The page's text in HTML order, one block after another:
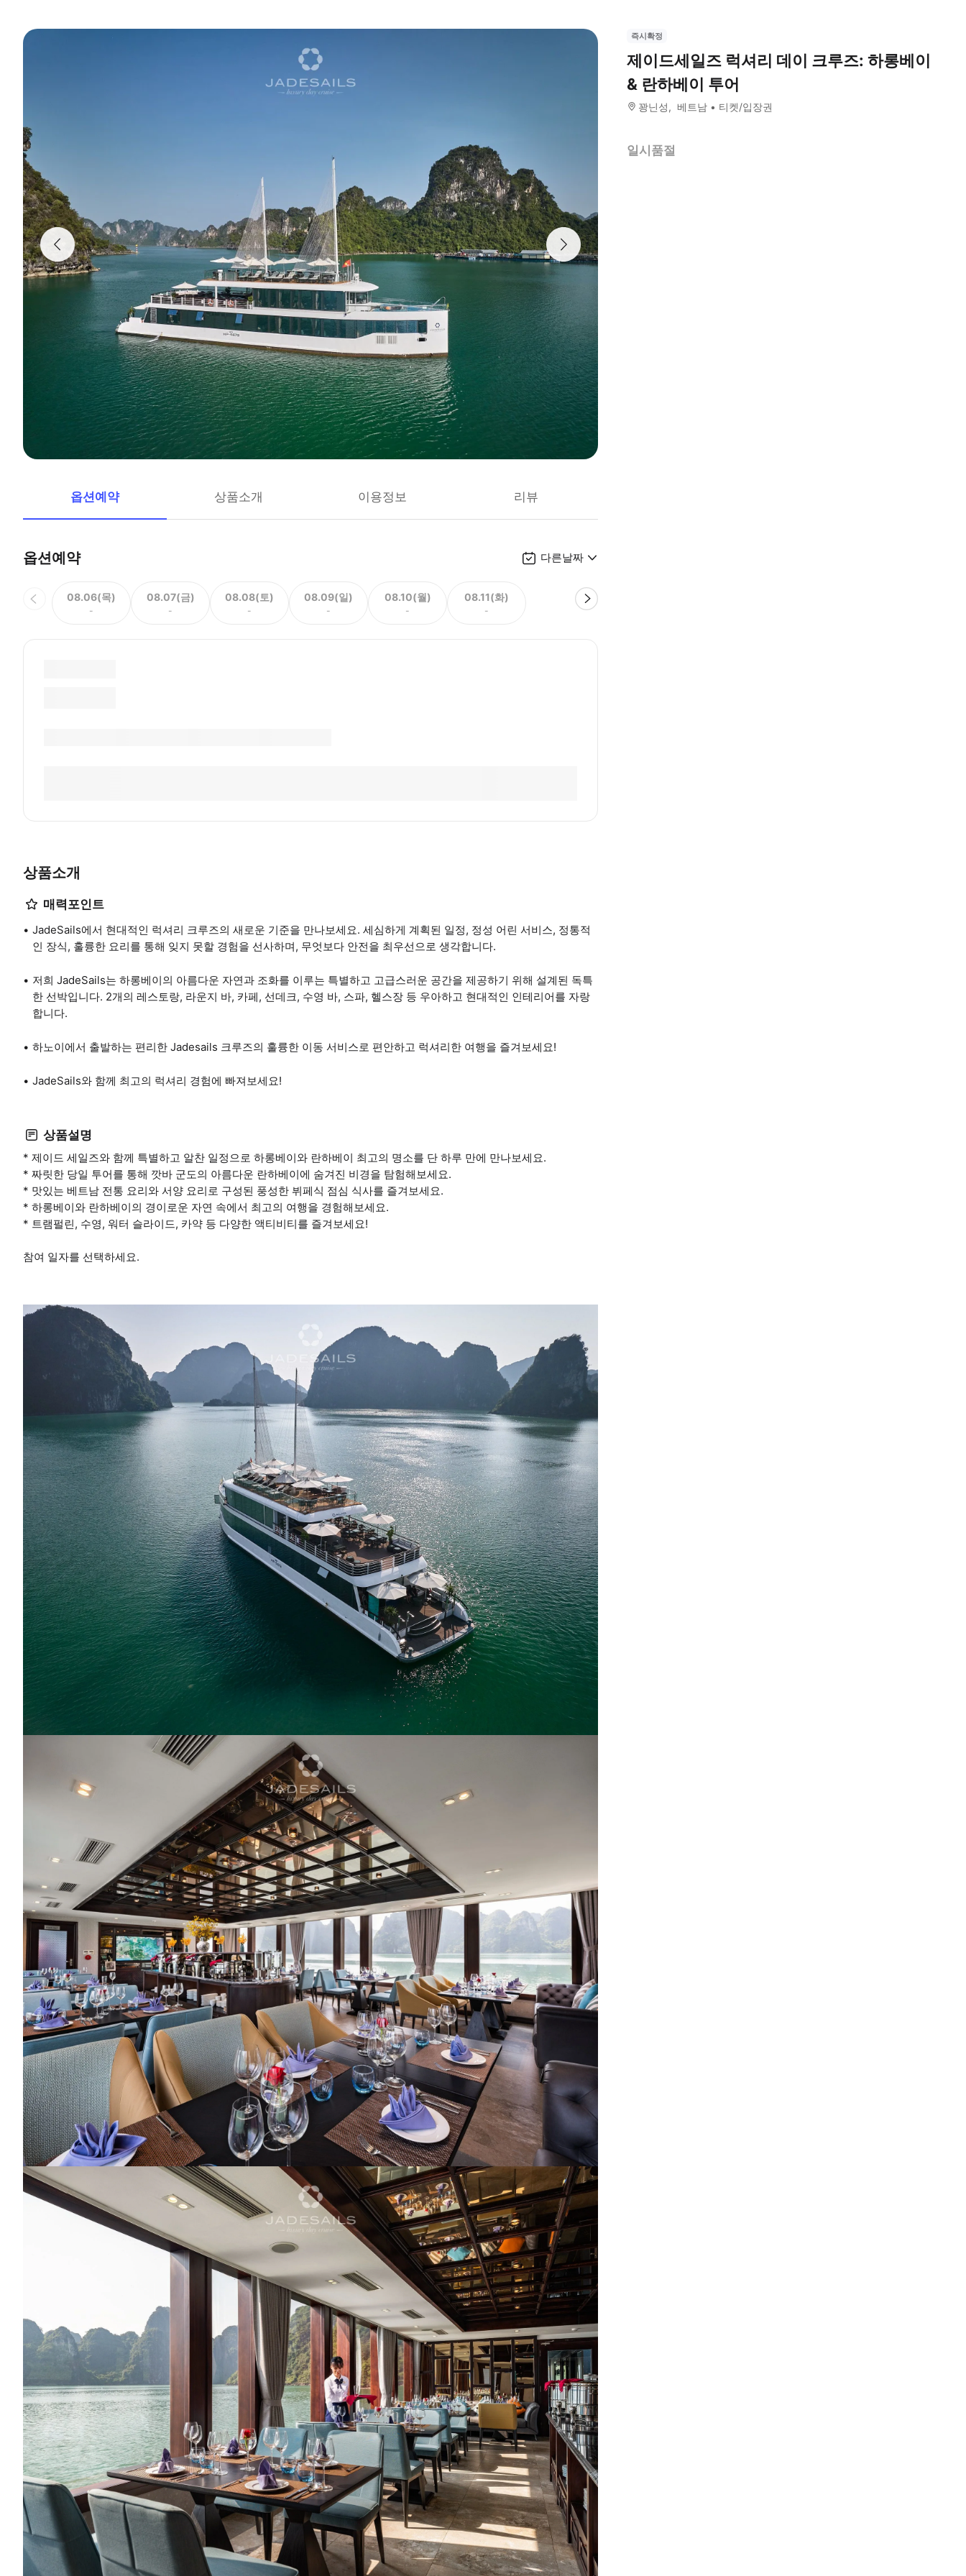
옵션예약 상품소개 이용정보 리뷰
옵션예약 다른날짜
08.06(목)
-
08.07(금)
-
08.08(토)
-
08.09(일)
-
08.10(월)
-
08.11(화)
-
상품소개
매력포인트
JadeSails에서 현대적인 럭셔리 크루즈의 새로운 기준을 만나보세요. 세심하게 계획된 일정, 정성 어린 서비스, 정통적
인 장식, 훌륭한 요리를 통해 잊지 못할 경험을 선사하며, 무엇보다 안전을 최우선으로 생각합니다.
저희 JadeSails는 하롱베이의 아름다운 자연과 조화를 이루는 특별하고 고급스러운 공간을 제공하기 위해 설계된 독특
한 선박입니다. 2개의 레스토랑, 라운지 바, 카페, 선데크, 수영 바, 스파, 헬스장 등 우아하고 현대적인 인테리어를 자랑
합니다.
하노이에서 출발하는 편리한 Jadesails 크루즈의 훌륭한 이동 서비스로 편안하고 럭셔리한 여행을 즐겨보세요!
JadeSails와 함께 최고의 럭셔리 경험에 빠져보세요!
상품설명
* 제이드 세일즈와 함께 특별하고 알찬 일정으로 하롱베이와 란하베이 최고의 명소를 단 하루 만에 만나보세요.
* 짜릿한 당일 투어를 통해 깟바 군도의 아름다운 란하베이에 숨겨진 비경을 탐험해보세요.
* 맛있는 베트남 전통 요리와 서양 요리로 구성된 풍성한 뷔페식 점심 식사를 즐겨보세요.
* 하롱베이와 란하베이의 경이로운 자연 속에서 최고의 여행을 경험해보세요.
* 트램펄린, 수영, 워터 슬라이드, 카약 등 다양한 액티비티를 즐겨보세요!
참여 일자를 선택하세요.
즉시확정
제이드세일즈 럭셔리 데이 크루즈: 하롱베이
& 란하베이 투어
꽝닌성 베트남 티켓/입장권
일시품절